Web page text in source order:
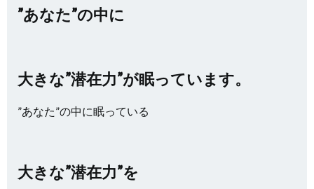
”あなた”の中に
大きな”潜在力”が眠っています。
”あなた”の中に眠っている
大きな”潜在力”を